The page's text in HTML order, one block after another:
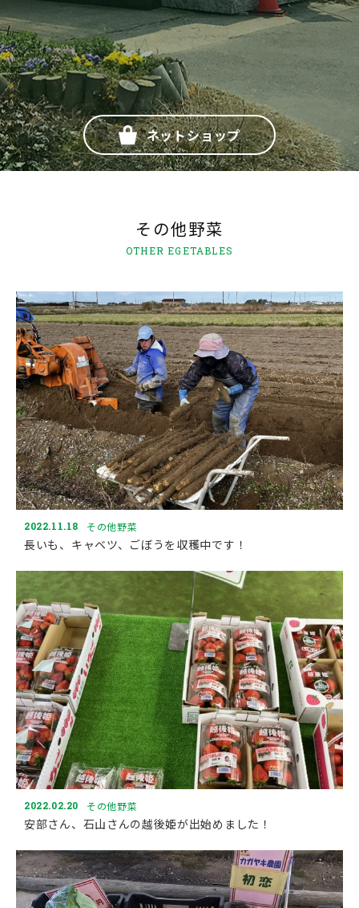
ネットショップ
その他野菜
OTHER EGETABLES
2022.11.18 その他野菜
長いも、キャベツ、ごぼうを収穫中です！
2022.02.20 その他野菜
安部さん、石山さんの越後姫が出始めました！